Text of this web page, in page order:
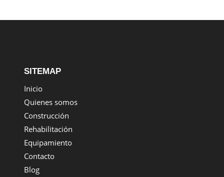
SITEMAP
Inicio
Quienes somos
Construcción
Rehabilitación
Equipamiento
Contacto
Blog